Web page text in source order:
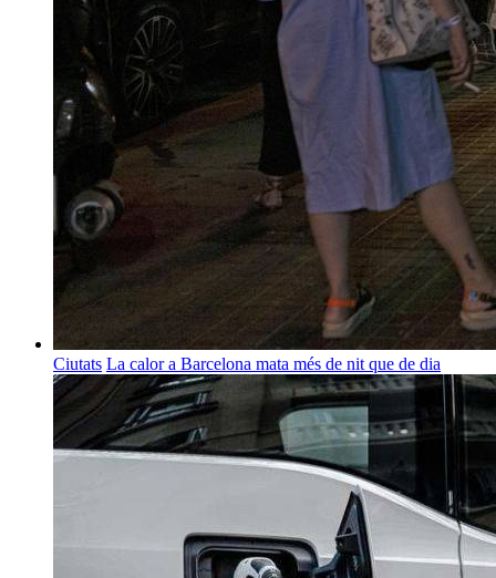
Ciutats La calor a Barcelona mata més de nit que de dia